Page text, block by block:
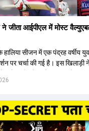
ने जीता आईपीएल में मोस्ट
सीजन में एक पंद्रह वर्षीय
पर चर्चा की गई है। इस खिलाड़ी
कैप और मोस्ट वैल्युएबल प्लेयर का
गया है कि ऑस्ट्रेलियाई टीम के
शुरुआत में लोगों को इस
को एक बेहतरीन बल्लेबाज
मारने की क्षमता रखता है। वहीं,